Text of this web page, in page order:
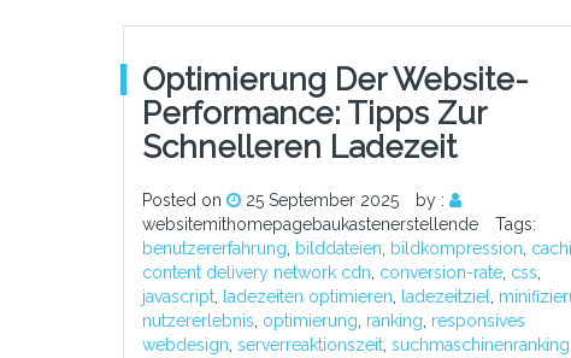
Optimierung Der Website-
Performance: Tipps Zur
Schnelleren Ladezeit
Posted on 25 September 2025
by :
websitemithomepagebaukastenerstellende
Tags:
benutzererfahrung
bilddateien bildkompression
content delivery network cdn conversion-rate css
javascript
ladezeiten optimieren ladezeitziel
nutzererlebnis optimierung ranking responsives
webdesign serverreaktionszeit suchmaschinenranking